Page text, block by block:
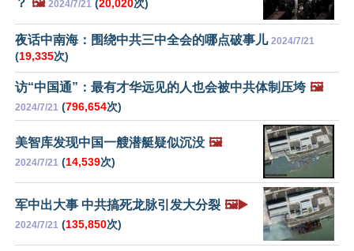
？ 🖼️ 2024/7/21 (20,020次)
夜话中南海：围绕中共三中全会的哪点破事儿 2024/7/21
(19,335次)
访“中国通”：最有才华远见的人也会被中共体制压垮 🖼️
2024/7/21 (796,654次)
美智库发现中国一艘潜艇疑似沉没 🖼️
2024/7/21 (14,539次)
军中出大事 中共搞死龙脉引发大分裂 🖼️▶️
2024/7/21 (135,850次)